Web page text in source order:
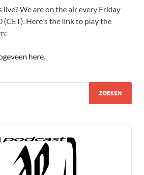
We are on the air every Friday
(CET). Here's the link to play the
here.